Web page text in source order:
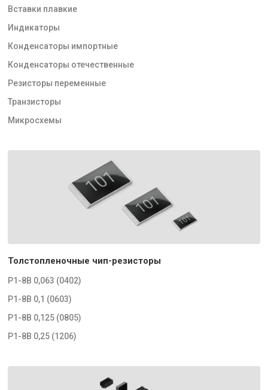
Вставки плавкие
Индикаторы
Конденсаторы импортные
Конденсаторы отечественные
Резисторы переменные
Транзисторы
Микросхемы
Толстопленочные чип-резисторы
Р1-8В 0,063 (0402)
Р1-8В 0,1 (0603)
Р1-8В 0,125 (0805)
Р1-8В 0,25 (1206)